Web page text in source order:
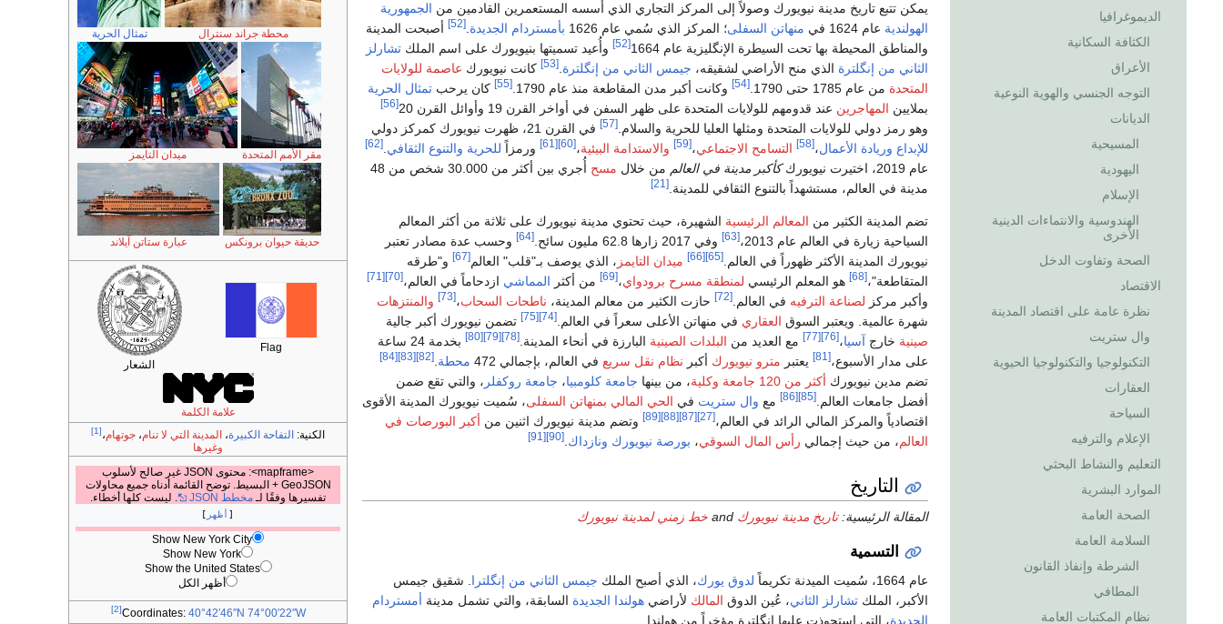
الديموغرافيا
الكثافة السكانية
الأعراق
التوجه الجنسي والهوية النوعية
الديانات
المسيحية
اليهودية
الإسلام
الهندوسية والانتماءات الدينية
الأخرى
الصحة وتفاوت الدخل
الاقتصاد
نظرة عامة على اقتصاد المدينة
وال ستريت
التكنولوجيا والتكنولوجيا الحيوية
العقارات
السياحة
الإعلام والترفيه
التعليم والنشاط البحثي
الموارد البشرية
الصحة العامة
السلامة العامة
الشرطة وإنفاذ القانون
المطافي
نظام المكتبات العامة
محطة جراند سنترال تمثال الحرية
مقر الأمم المتحدة ميدان التايمز
حديقة حيوان برونكس عبارة ستاتن آيلاند
Flag
الشعار
علامة الكلمة
الكنية: التفاحة الكبيرة، المدينة التي لا تنام، جوتهام،[1]
وغيرها
<mapframe>: محتوى JSON غير صالح لأسلوب
GeoJSON + البسيط. توضح القائمة أدناه جميع محاولات
تفسيرها وفقًا لـمخطط JSON . ليست كلها أخطاء.
أظهر
Show New York City
Show New York
Show the United States
أظهر الكل
Coordinates: 40°42′46″N 74°00′22″W
[2]
يمكن تتبع تاريخ مدينة نيويورك وصولاً إلى المركز التجاري الذي أسسه المستعمرين القادمين من الجمهورية
الهولندية عام 1624 في منهاتن السفلى؛ المركز الذي سُمي عام 1626 بأمستردام الجديدة [52]
أصبحت المدينة
والمناطق المحيطة بها تحت السيطرة الإنگليزية عام 1664
[52] وأُعيد تسميتها بنيويورك على اسم الملك تشارلز
الثاني من إنگلترة الذي منح الأراضي لشقيقه، جيمس الثاني من إنگلترة [53] كانت نيويورك عاصمة للولايات
المتحدة من عام 1785 حتى 1790. [54] وكانت أكبر مدن المقاطعة منذ عام 1790. [55] كان يرحب تمثال الحرية
بملايين المهاجرين عند قدومهم للولايات المتحدة على ظهر السفن في أواخر القرن 19 وأوائل القرن 20 [56]
وهو رمز دولي للولايات المتحدة ومثلها العليا للحرية والسلام. [57]
في القرن 21، ظهرت نيويورك كمركز دولي
للإبداع وريادة الأعمال،[58] التسامح الاجتماعي،[59] والاستدامة البيئية،[60]
[61] ورمزاً للحرية والتنوع الثقافي [62]
عام 2019، اختيرت نيويورك كأكبر مدينة في العالم من خلال مسح
أُجري بين أكثر من 30.000 شخص من 48
مدينة في العالم، مستشهداً بالتنوع الثقافي للمدينة. [21]
تضم المدينة الكثير من المعالم الرئيسية الشهيرة، حيث تحتوي مدينة نيويورك على ثلاثة من أكثر المعالم
السياحية زيارة في العالم عام 2013،
[63] وفي 2017 زارها 62.8 مليون سائح. [64]
وحسب عدة مصادر تعتبر
نيويورك المدينة الأكثر ظهوراً في العالم. [65]
[66] ميدان التايمز ، الذي يوصف بـ"قلب" العالم [67]
و"طرقه
المتقاطعة"،[68] هو المعلم الرئيسي لمنطقة مسرح برودواي،[69] من أكثر المماشي ازدحاماً في العالم،[70]
[71]
وأكبر مركز لصناعة الترفيه في العالم. [72] حازت الكثير من معالم المدينة، ناطحات السحاب،[73]
والمنتزهات
شهرة عالمية. ويعتبر السوق العقاري في منهاتن الأعلى سعراً في العالم. [74]
[75]
تضمن نيويورك أكبر جالية
صينية خارج آسيا،[76]
[77] مع العديد من البلدات الصينية البارزة في أنحاء المدينة. [78]
[79]
[80]
بخدمة 24 ساعة
على مدار الأسبوع،[81] يعتبر مترو نيويورك أكبر نظام نقل سريع في العالم، بإجمالي 472 محطة [82]
[83]
[84]
تضم مدين نيويورك أكثر من 120 جامعة وكلية ، من بينها جامعة كلومبيا، جامعة روكفلر ، والتي تقع ضمن
أفضل جامعات العالم. [85]
[86] مع وال ستريت في الحي المالي بمنهاتن السفلى، سُميت نيويورك المدينة الأقوى
اقتصادياً والمركز المالي الرائد في العالم،[27]
[87]
[88]
[89] وتضم مدينة نيويورك اثنين من أكبر البورصات في
العالم، من حيث إجمالي رأس المال السوقي، بورصة نيويورك ونازداك [90]
[91]
التاريخ
المقالة الرئيسية:تاريخ مدينة نيويورك خط زمني لمدينة نيويورك
التسمية
عام 1664، سُميت الميدنة تكريماً لدوق يورك، الذي أصبح الملك جيمس الثاني من إنگلترا . شقيق جيمس
الأكبر، الملك تشارلز الثاني، عُين الدوق المالك لأراضي هولندا الجديدة السابقة، والتي تشمل مدينة أمستردام
الجديدة، التي استحوذت عليها إنگلترة مؤخراً من هولندا.